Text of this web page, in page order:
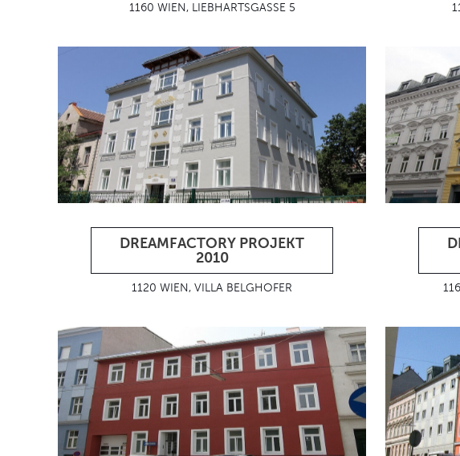
1160 WIEN, LIEBHARTSGASSE 5
DREAMFACTORY PROJEKT
2010
1120 WIEN, VILLA BELGHOFER